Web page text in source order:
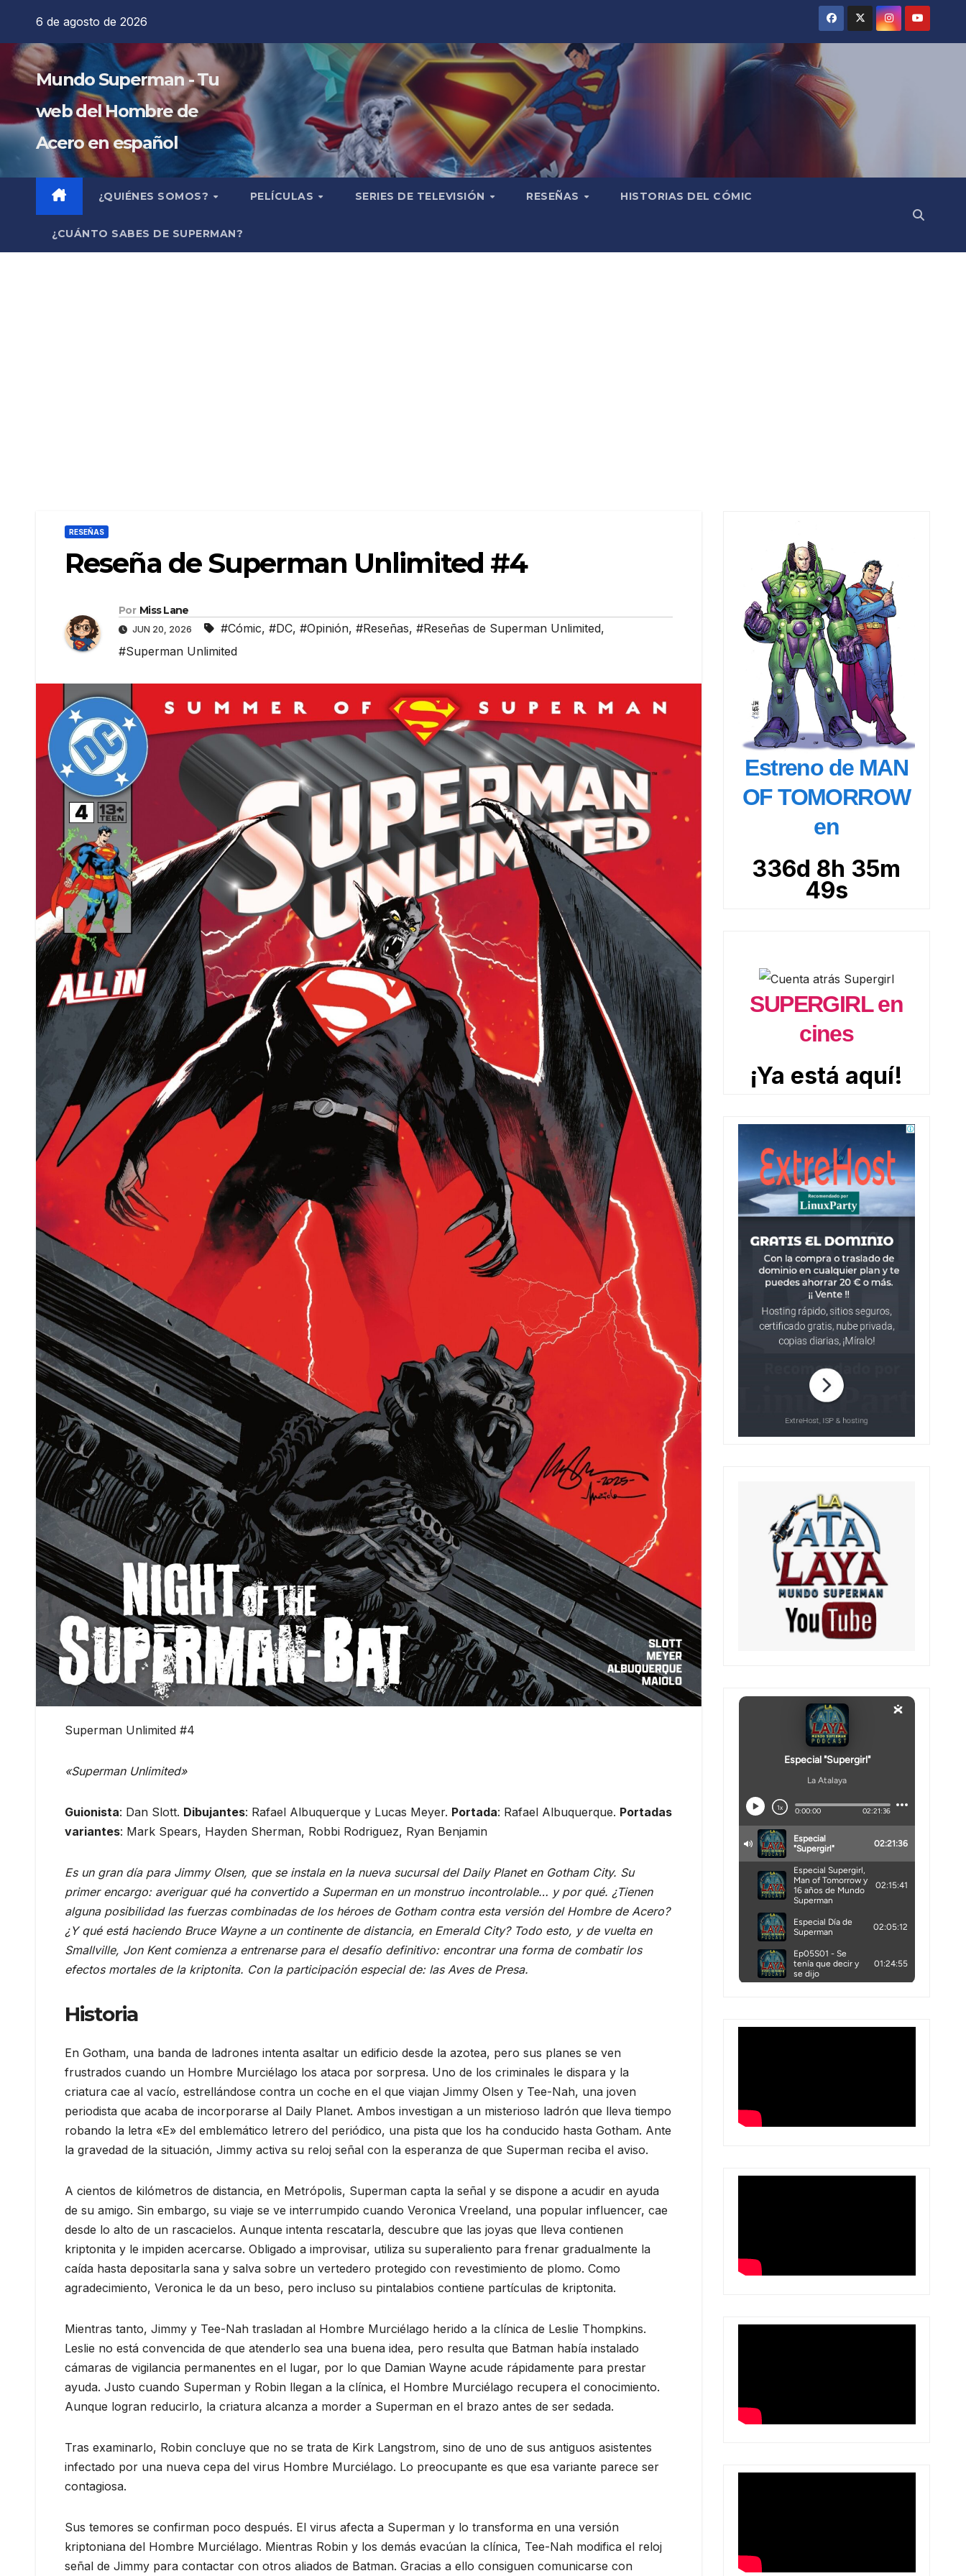
contenido
6 de agosto de 2026
Mundo Superman - Tu
web del Hombre de
Acero en español
¿QUIÉNES SOMOS? PELÍCULAS SERIES DE TELEVISIÓN RESEÑAS HISTORIAS DEL CÓMIC
¿CUÁNTO SABES DE SUPERMAN?
RESEÑAS
Reseña de Superman Unlimited #4
Por Miss Lane
JUN 20, 2026 #Cómic, #DC, #Opinión, #Reseñas, #Reseñas de Superman Unlimited,
#Superman Unlimited
Superman Unlimited #4
«Superman Unlimited»
Guionista: Dan Slott. Dibujantes: Rafael Albuquerque y Lucas Meyer. Portada: Rafael Albuquerque. Portadas
variantes: Mark Spears, Hayden Sherman, Robbi Rodriguez, Ryan Benjamin
Es un gran día para Jimmy Olsen, que se instala en la nueva sucursal del Daily Planet en Gotham City. Su
primer encargo: averiguar qué ha convertido a Superman en un monstruo incontrolable… y por qué. ¿Tienen
alguna posibilidad las fuerzas combinadas de los héroes de Gotham contra esta versión del Hombre de Acero?
¿Y qué está haciendo Bruce Wayne a un continente de distancia, en Emerald City? Todo esto, y de vuelta en
Smallville, Jon Kent comienza a entrenarse para el desafío definitivo: encontrar una forma de combatir los
efectos mortales de la kriptonita. Con la participación especial de: las Aves de Presa.
Historia
En Gotham, una banda de ladrones intenta asaltar un edificio desde la azotea, pero sus planes se ven
frustrados cuando un Hombre Murciélago los ataca por sorpresa. Uno de los criminales le dispara y la
criatura cae al vacío, estrellándose contra un coche en el que viajan Jimmy Olsen y Tee-Nah, una joven
periodista que acaba de incorporarse al Daily Planet. Ambos investigan a un misterioso ladrón que lleva tiempo
robando la letra «E» del emblemático letrero del periódico, una pista que los ha conducido hasta Gotham. Ante
la gravedad de la situación, Jimmy activa su reloj señal con la esperanza de que Superman reciba el aviso.
A cientos de kilómetros de distancia, en Metrópolis, Superman capta la señal y se dispone a acudir en ayuda
de su amigo. Sin embargo, su viaje se ve interrumpido cuando Veronica Vreeland, una popular influencer, cae
desde lo alto de un rascacielos. Aunque intenta rescatarla, descubre que las joyas que lleva contienen
kriptonita y le impiden acercarse. Obligado a improvisar, utiliza su superaliento para frenar gradualmente la
caída hasta depositarla sana y salva sobre un vertedero protegido con revestimiento de plomo. Como
agradecimiento, Veronica le da un beso, pero incluso su pintalabios contiene partículas de kriptonita.
Mientras tanto, Jimmy y Tee-Nah trasladan al Hombre Murciélago herido a la clínica de Leslie Thompkins.
Leslie no está convencida de que atenderlo sea una buena idea, pero resulta que Batman había instalado
cámaras de vigilancia permanentes en el lugar, por lo que Damian Wayne acude rápidamente para prestar
ayuda. Justo cuando Superman y Robin llegan a la clínica, el Hombre Murciélago recupera el conocimiento.
Aunque logran reducirlo, la criatura alcanza a morder a Superman en el brazo antes de ser sedada.
Tras examinarlo, Robin concluye que no se trata de Kirk Langstrom, sino de uno de sus antiguos asistentes
infectado por una nueva cepa del virus Hombre Murciélago. Lo preocupante es que esa variante parece ser
contagiosa.
Sus temores se confirman poco después. El virus afecta a Superman y lo transforma en una versión
kriptoniana del Hombre Murciélago. Mientras Robin y los demás evacúan la clínica, Tee-Nah modifica el reloj
señal de Jimmy para contactar con otros aliados de Batman. Gracias a ello consiguen comunicarse con
Estreno de MAN
OF TOMORROW
en
336d 8h 35m
48s
SUPERGIRL en
cines
¡Ya está aquí!